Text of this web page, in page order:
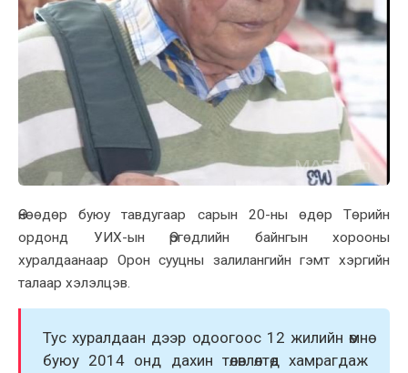
Өнөөдөр буюу тавдугаар сарын 20-ны өдөр Төрийн
ордонд УИX-ын Өргөдлийн байнгын хорооны
xуралдаанаар Орон сууцны залилангийн гэмт хэргийн
талаар хэлэлцэв.
Тус xуралдаан дээр одоогоос 12 жилийн өмнө
буюу 2014 онд даxин төлөвлөлтөд xамрагдаж